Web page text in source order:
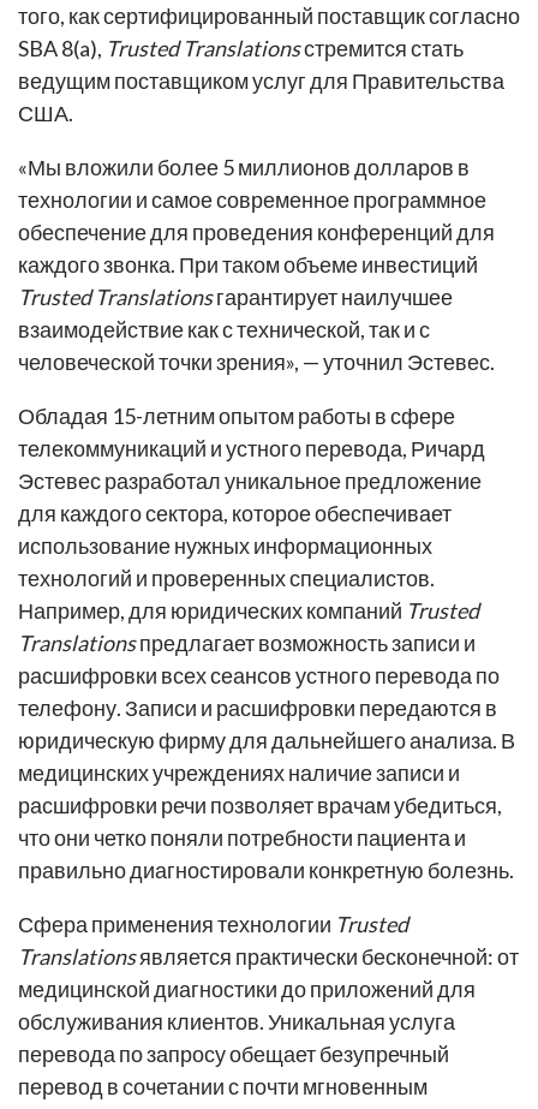
того, как сертифицированный поставщик согласно
SBA 8(a), Trusted Translationsстремится стать
ведущим поставщиком услуг для Правительства
США.
«Мы вложили более 5 миллионов долларов в
технологии и самое современное программное
обеспечение для проведения конференций для
каждого звонка. При таком объеме инвестиций
Trusted Translationsгарантирует наилучшее
взаимодействие как с технической, так и с
человеческой точки зрения», — уточнил Эстевес.
Обладая 15-летним опытом работы в сфере
телекоммуникаций и устного перевода, Ричард
Эстевес разработал уникальное предложение
для каждого сектора, которое обеспечивает
использование нужных информационных
технологий и проверенных специалистов.
Например, для юридических компаний Trusted
Translationsпредлагает возможность записи и
расшифровки всех сеансов устного перевода по
телефону. Записи и расшифровки передаются в
юридическую фирму для дальнейшего анализа. В
медицинских учреждениях наличие записи и
расшифровки речи позволяет врачам убедиться,
что они четко поняли потребности пациента и
правильно диагностировали конкретную болезнь.
Сфера применения технологии Trusted
Translationsявляется практически бесконечной: от
медицинской диагностики до приложений для
обслуживания клиентов. Уникальная услуга
перевода по запросу обещает безупречный
перевод в сочетании с почти мгновенным